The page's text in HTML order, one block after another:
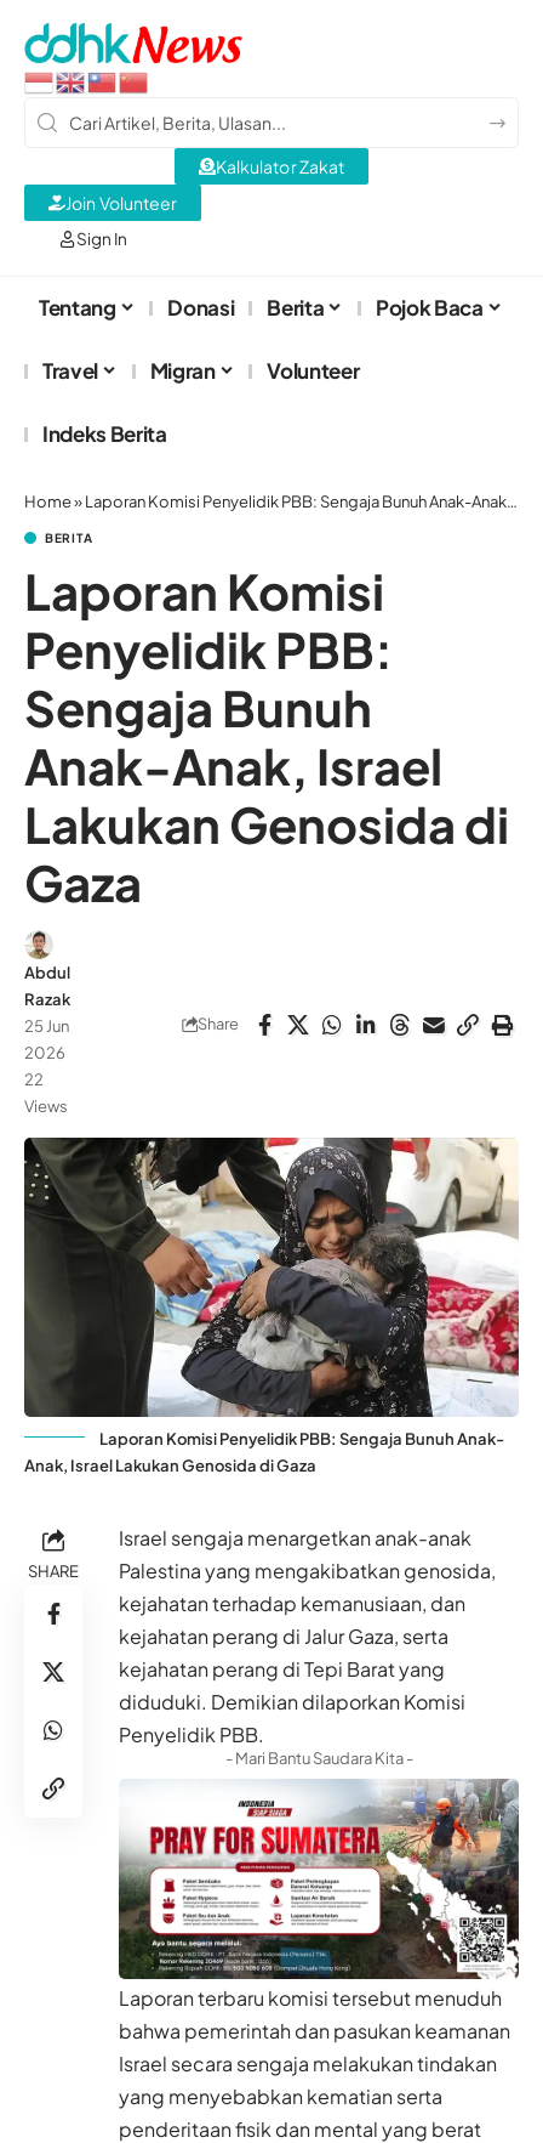
Sign In
Kalkulator Zakat
Join Volunteer
Tentang Donasi Berita Pojok Baca
Travel Migran Volunteer
Indeks Berita
Home»Laporan Komisi Penyelidik PBB: Sengaja Bunuh Anak-Anak, Israel Lakukan Genosida di Gaza
BERITA
Laporan Komisi
Penyelidik PBB:
Sengaja Bunuh
Anak-Anak, Israel
Lakukan Genosida di
Gaza
Abdul
Razak
25 Jun
2026
22
Views
Share
Laporan Komisi Penyelidik PBB: Sengaja Bunuh Anak-
Anak, Israel Lakukan Genosida di Gaza
SHARE
Israel sengaja menargetkan anak-anak
Palestina yang mengakibatkan genosida,
kejahatan terhadap kemanusiaan, dan
kejahatan perang di Jalur Gaza, serta
kejahatan perang di Tepi Barat yang
diduduki. Demikian dilaporkan Komisi
Penyelidik PBB.
- Mari Bantu Saudara Kita -
Laporan terbaru komisi tersebut menuduh
bahwa pemerintah dan pasukan keamanan
Israel secara sengaja melakukan tindakan
yang menyebabkan kematian serta
penderitaan fisik dan mental yang berat